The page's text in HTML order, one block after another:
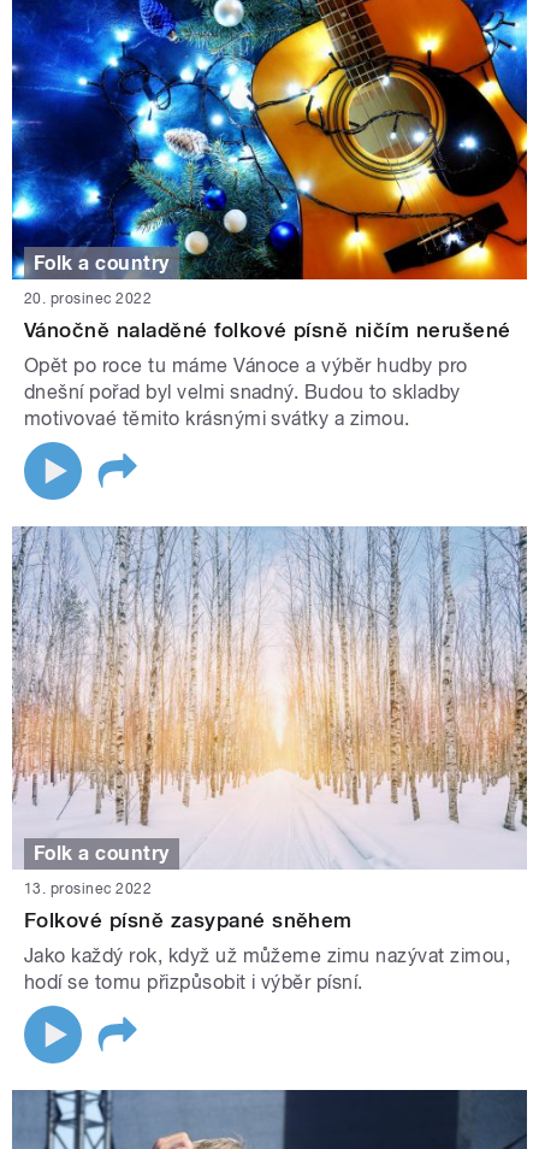
Folk a country
20. prosinec 2022
Vánočně naladěné folkové písně ničím nerušené
Opět po roce tu máme Vánoce a výběr hudby pro
dnešní pořad byl velmi snadný. Budou to skladby
motivovaé těmito krásnými svátky a zimou.
Folk a country
13. prosinec 2022
Folkové písně zasypané sněhem
Jako každý rok, když už můžeme zimu nazývat zimou,
hodí se tomu přizpůsobit i výběr písní.